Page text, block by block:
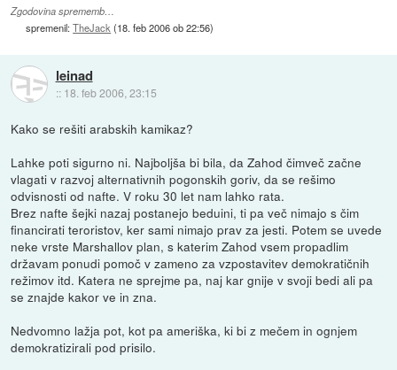
Zgodovina sprememb…
spremenil:TheJack (18. feb 2006 ob 22:56)
leinad
:: 18. feb 2006, 23:15
Kako se rešiti arabskih kamikaz?
Lahke poti sigurno ni. Najboljša bi bila, da Zahod čimveč začne
vlagati v razvoj alternativnih pogonskih goriv, da se rešimo
odvisnosti od nafte. V roku 30 let nam lahko rata.
Brez nafte šejki nazaj postanejo beduini, ti pa več nimajo s čim
financirati teroristov, ker sami nimajo prav za jesti. Potem se uvede
neke vrste Marshallov plan, s katerim Zahod vsem propadlim
državam ponudi pomoč v zameno za vzpostavitev demokratičnih
režimov itd. Katera ne sprejme pa, naj kar gnije v svoji bedi ali pa
se znajde kakor ve in zna.
Nedvomno lažja pot, kot pa ameriška, ki bi z mečem in ognjem
demokratizirali pod prisilo.